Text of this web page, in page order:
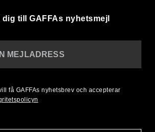
dig till GAFFAs nyhetsmejl
MEJLADRESS
få GAFFAs nyhetsbrev och accepterar